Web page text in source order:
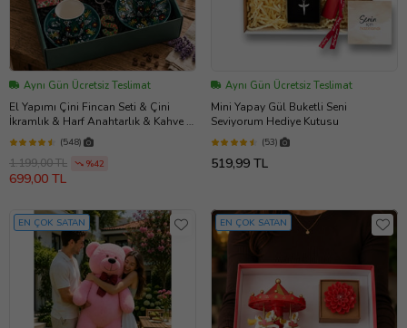
Aynı Gün Ücretsiz Teslimat
El Yapımı Çini Fincan Seti & Çini
İkramlık & Harf Anahtarlık & Kahve &
Tütsülük ve 1 Paket Tütsü & Kokulu
Mendil & Hediye Kutusu (Haki-Yeşil)
Anneler günü özel
(548)
1.199,00 TL %42
699,00 TL
Aynı Gün Ücretsiz Teslimat
Mini Yapay Gül Buketli Seni
Seviyorum Hediye Kutusu
(53)
519,99 TL
EN ÇOK SATAN EN ÇOK SATAN